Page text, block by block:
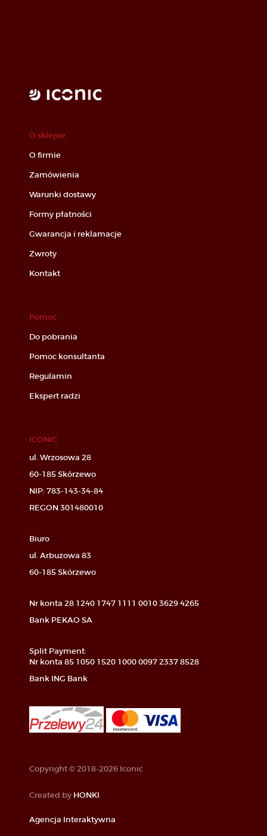
O sklepie
O firmie
Zamówienia
Warunki dostawy
Formy płatności
Gwarancja i reklamacje
Zwroty
Kontakt
Pomoc
Do pobrania
Pomoc konsultanta
Regulamin
Ekspert radzi
ICONIC
ul. Wrzosowa 28
60-185 Skórzewo
NIP: 783-143-34-84
REGON 301480010
Biuro
ul. Arbuzowa 83
60-185 Skórzewo
Nr konta 28 1240 1747 1111 0010 3629 4265
Bank PEKAO SA
Split Payment:
Nr konta 85 1050 1520 1000 0097 2337 8528
Bank ING Bank
Copyright © 2018-2026 Iconic
Created by HONKI
Agencja Interaktywna